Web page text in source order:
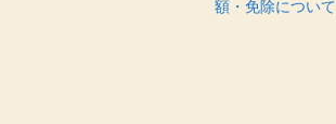
額・免除について